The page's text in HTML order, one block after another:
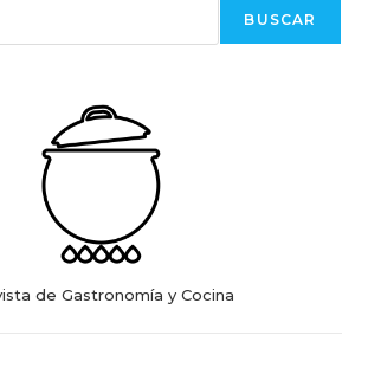
BUSCAR
de Gastronomía y Cocina